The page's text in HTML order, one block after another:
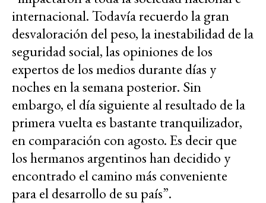
internacional. Todavía recuerdo la gran
desvaloración del peso, la inestabilidad de la
seguridad social, las opiniones de los
expertos de los medios durante días y
noches en la semana posterior. Sin
embargo, el día siguiente al resultado de la
primera vuelta es bastante tranquilizador,
en comparación con agosto. Es decir que
los hermanos argentinos han decidido y
encontrado el camino más conveniente
para el desarrollo de su país”.